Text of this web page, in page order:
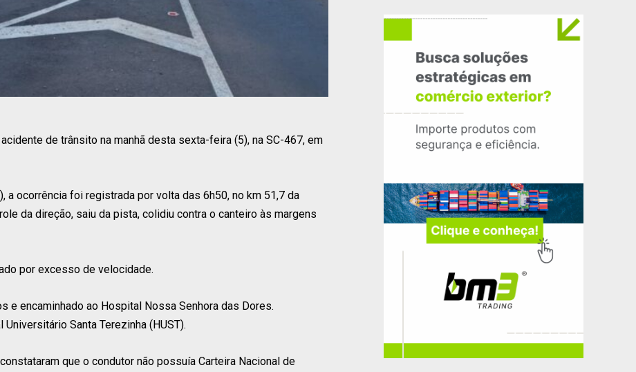
de trânsito na manhã desta sexta-feira (5), na SC-467, em
a ocorrência foi registrada por volta das 6h50, no km 51,7 da
da direção, saiu da pista, colidiu contra o canteiro às margens
por excesso de velocidade.
encaminhado ao Hospital Nossa Senhora das Dores.
Santa Terezinha (HUST).
que o condutor não possuía Carteira Nacional de